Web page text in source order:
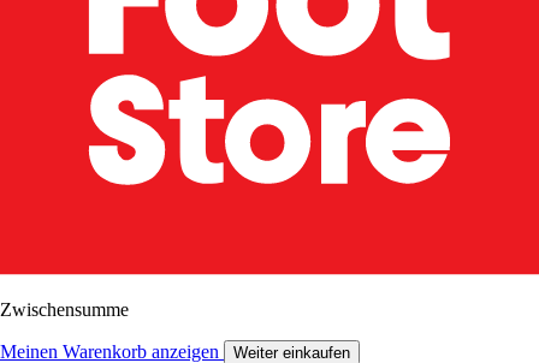
Zwischensumme
Meinen Warenkorb anzeigen Weiter einkaufen